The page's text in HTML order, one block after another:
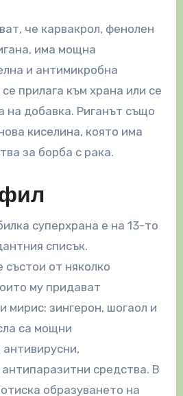
че карвакрол, фенолен
има мощна
и антимикробна
прилага към храна или се
на добавка. Риганът също
киселина, която има
за борба с рака.
суперхрана е на 13-то
списък.
от няколко
му придават
мирис: зингерон, шогаол и
са мощни
средства. В
образуването на